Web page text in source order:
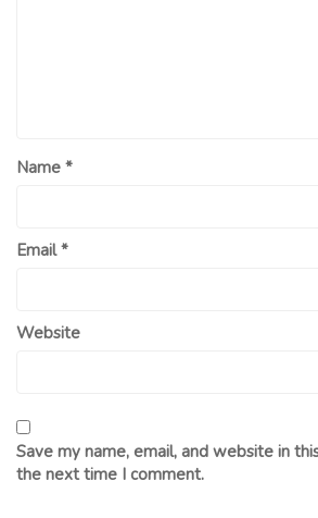
Name *
Email*
Website
Save my name, email, and website in
the next time I comment.